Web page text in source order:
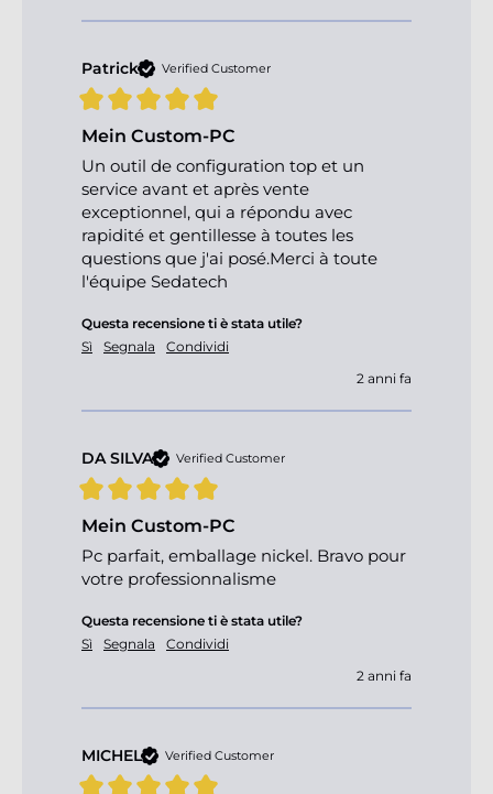
Verified Customer
Patrick
Mein Custom-PC
Un outil de configuration top et un
service avant et après vente
exceptionnel, qui a répondu avec
rapidité et gentillesse à toutes les
questions que j'ai posé.Merci à toute
l'équipe Sedatech
Questa recensione ti è stata utile?
Sì
Segnala
Condividi
2 anni fa
Verified Customer
DA SILVA
Mein Custom-PC
Pc parfait, emballage nickel. Bravo pour
votre professionnalisme
Questa recensione ti è stata utile?
Sì
Segnala
Condividi
2 anni fa
Verified Customer
MICHEL